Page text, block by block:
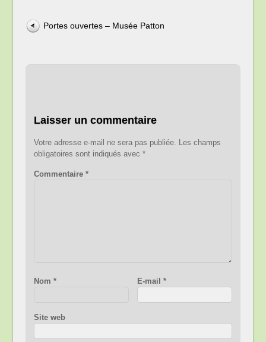
Portes ouvertes – Musée Patton
Laisser un commentaire
Votre adresse e-mail ne sera pas publiée. Les champs
obligatoires sont indiqués avec*
Commentaire*
Nom* E-mail *
Site web